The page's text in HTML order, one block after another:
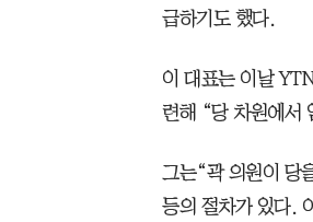
급하기도 했다.
이 대표는 이날
련해 “당 차원에서
그는“곽 의원이 당
등의 절차가 있다.